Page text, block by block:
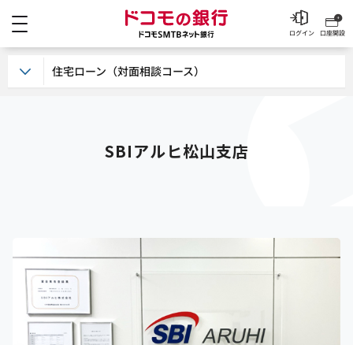
ドコモの銀行 ドコモ
口座開設
ログイン
SBIアルヒ松山支店
住宅ローン（対面相談コース）